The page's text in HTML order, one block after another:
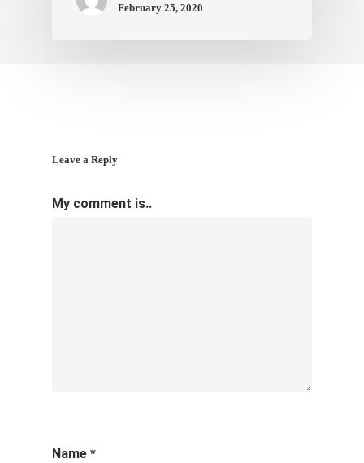
February 25, 2020
Leave a Reply
My comment is..
Name *